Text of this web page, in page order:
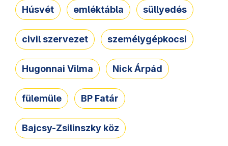
Húsvét emléktábla süllyedés
civil szervezet személygépkocsi
Hugonnai Vilma Nick Árpád
fülemüle BP Fatár
Bajcsy-Zsilinszky köz